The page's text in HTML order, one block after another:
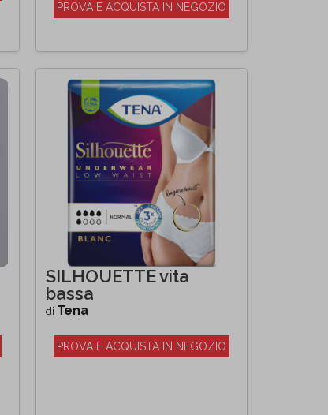
PROVA E ACQUISTA IN NEGOZIO
SILHOUETTE vita
bassa
di Tena
PROVA E ACQUISTA IN NEGOZIO